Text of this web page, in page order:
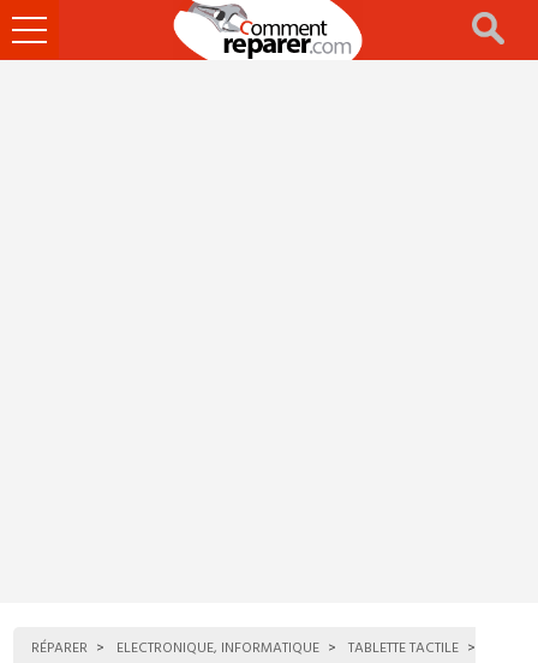
Ouvrir
le
RÉPARER ELECTRONIQUE, INFORMATIQUE
TABLETTE TACTILE